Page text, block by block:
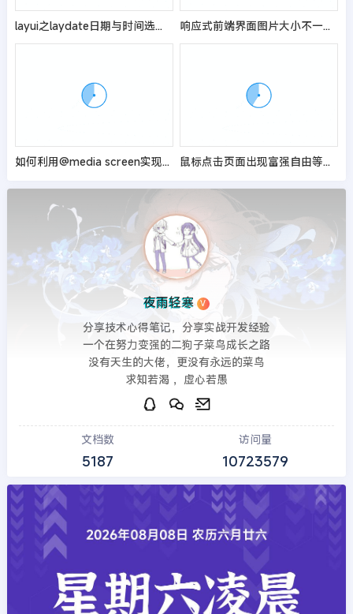
layui之laydate日期与时间选择器实现日月周季度年选择 响应式前端界面图片大小不一导致的页面错位的解决方法
如何利用@media screen实现网页布局的自适应，即响应式布局 鼠标点击页面出现富强自由等文字JS特效
夜雨轻寒 V
分享技术心得笔记，分享实战开发经验
一个在努力变强的二狗子菜鸟成长之路
没有天生的大佬，更没有永远的菜鸟
求知若渴 ，虚心若愚
文档数
5187
访问量
10723579